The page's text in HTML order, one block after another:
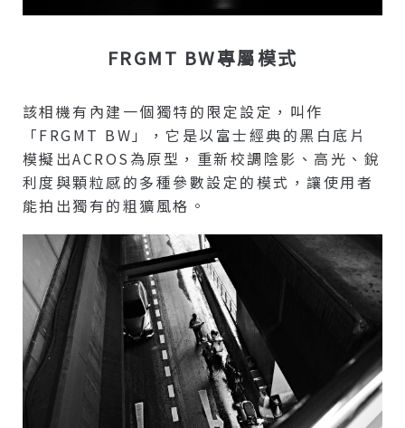
FRGMT BW專屬模式
該相機有內建一個獨特的限定設定，叫作
「FRGMT BW」，它是以富士經典的黑白底片
模擬出ACROS為原型，重新校調陰影、高光、銳
利度與顆粒感的多種參數設定的模式，讓使用者
能拍出獨有的粗獷風格。